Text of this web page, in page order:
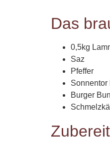
Das
0,5kg
Saz
Pfeffer
Sonnentor
Burger